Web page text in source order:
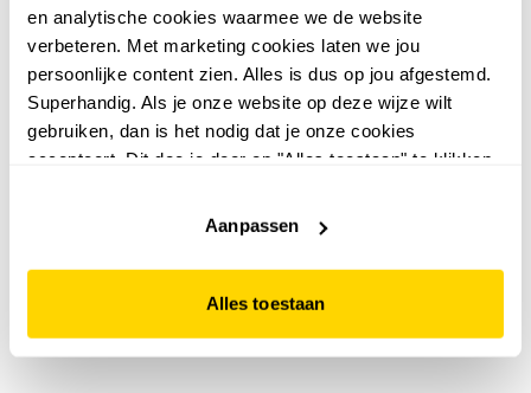
en analytische cookies waarmee we de website
verbeteren. Met marketing cookies laten we jou
persoonlijke content zien. Alles is dus op jou afgestemd.
Superhandig. Als je onze website op deze wijze wilt
gebruiken, dan is het nodig dat je onze cookies
accepteert. Dit doe je door op "Alles toestaan" te klikken.
website niet optimaal functioneert.
Aanpassen
Alles toestaan